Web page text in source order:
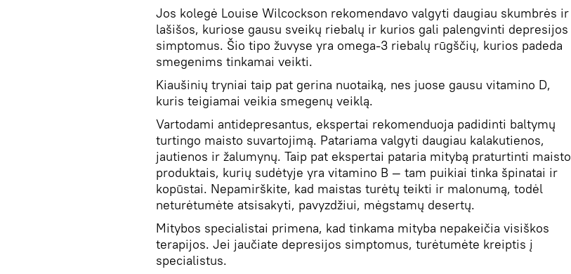
Jos kolegė Louise Wilcockson rekomendavo valgyti daugiau skumbrės ir
lašišos, kuriose gausu sveikų riebalų ir kurios gali palengvinti depresijos
simptomus. Šio tipo žuvyse yra omega-3 riebalų rūgščių, kurios padeda
smegenims tinkamai veikti.
Kiaušinių tryniai taip pat gerina nuotaiką, nes juose gausu vitamino D,
kuris teigiamai veikia smegenų veiklą.
Vartodami antidepresantus, ekspertai rekomenduoja padidinti baltymų
turtingo maisto suvartojimą. Patariama valgyti daugiau kalakutienos,
jautienos ir žalumynų. Taip pat ekspertai pataria mitybą praturtinti maisto
produktais, kurių sudėtyje yra vitamino B — tam puikiai tinka špinatai ir
kopūstai. Nepamirškite, kad maistas turėtų teikti ir malonumą, todėl
neturėtumėte atsisakyti, pavyzdžiui, mėgstamų desertų.
Mitybos specialistai primena, kad tinkama mityba nepakeičia visiškos
terapijos. Jei jaučiate depresijos simptomus, turėtumėte kreiptis į
specialistus.